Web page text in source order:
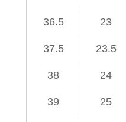
36.5 23
37.5 23.5
38 24
39 25